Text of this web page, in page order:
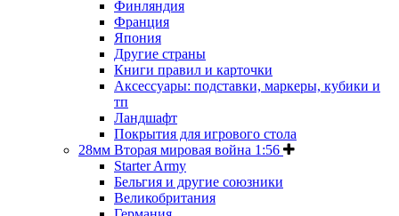
Финляндия
Франция
Япония
Другие страны
Книги правил и карточки
Аксессуары: подставки, маркеры, кубики и
тп
Ландшафт
Покрытия для игрового стола
28мм Вторая мировая война 1:56
Starter Army
Бельгия и другие союзники
Великобритания